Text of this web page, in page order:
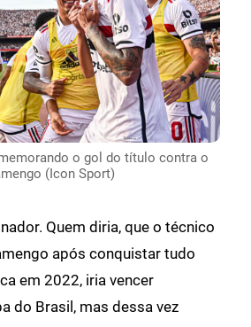
o gol do título contra o
(Icon Sport)
Quem diria, que o técnico
após conquistar tudo
em 2022, iria vencer
do Brasil, mas dessa vez